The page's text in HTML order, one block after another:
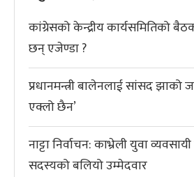
कांग्रेसको केन्द्रीय कार्यसमितिको
छन् एजेण्डा ?
प्रधानमन्त्री बालेनलाई सांसद झाको
एक्लो छैन’
नाट्टा निर्वाचन: काभ्रेली युवा
सदस्यको बलियो उम्मेदवार